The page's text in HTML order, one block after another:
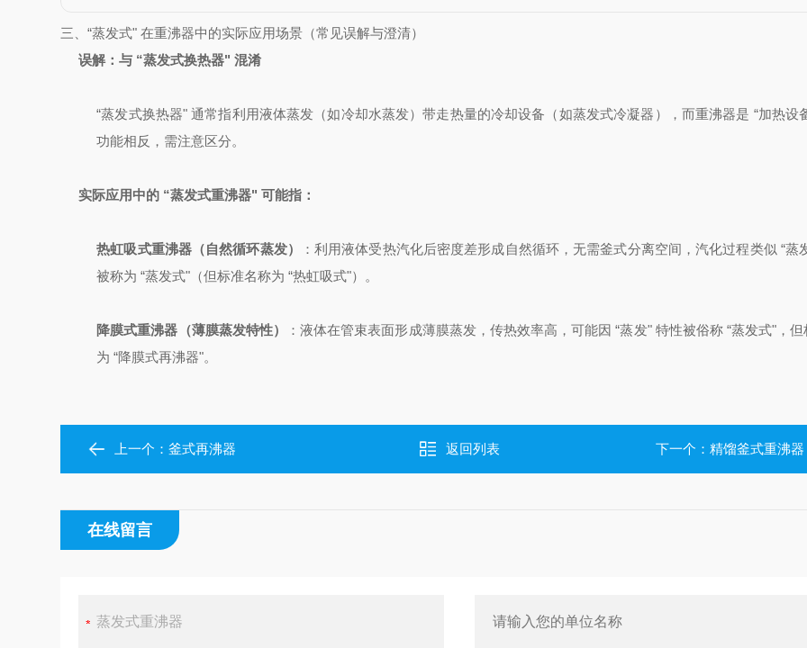
三、“蒸发式" 在重沸器中的实际应用场景（常见误解与澄清）
误解：与 “蒸发式换热器" 混淆
“蒸发式换热器" 通常指利用液体蒸发（如冷却水蒸发）带走热量的冷却设备（如蒸发式冷凝器），而重沸器是 “加热设
功能相反，需注意区分。
实际应用中的 “蒸发式重沸器" 可能指：
热虹吸式重沸器（自然循环蒸发） ： 利用液体受热汽化后密度差形成自然循环，无需釜式分离空间，汽化过程类似 “蒸
被称为 “蒸发式"（但标准名称为 “热虹吸式"）。
降膜式重沸器（薄膜蒸发特性） ：液体在管束表面形成薄膜蒸发，传热效率高，可能因 “蒸发" 特性被俗称 “蒸发式"，
为 “降膜式再沸器"。
上一个：釜式再沸器 返回列表 下一个： 精馏釜式重沸器
在线留言